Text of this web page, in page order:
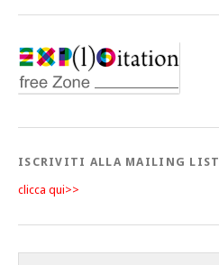
ISCRIVITI ALLA MAILING LIST
clicca qui>>